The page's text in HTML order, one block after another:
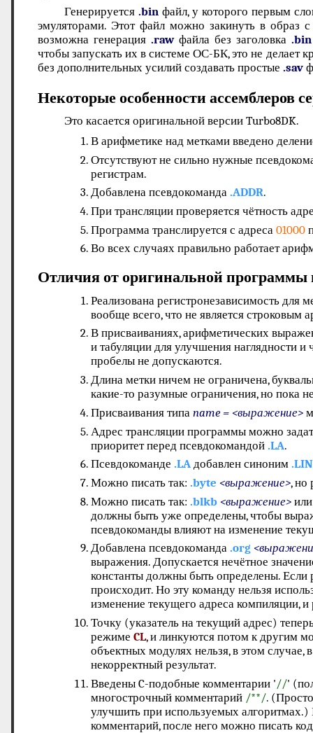
Генерируется .binфайл, у которого первым
эмуляторами. Этот файл можно закинуть в
возможна генерация.rawфайла без заголовка.bin
чтобы запускать их в системе ОС-БК, это не делает
без дополнительных усилий создавать простые.sav
Некоторые особенности ассемблеров
Это касается оригинальной версии Turbo8DK.
В арифметике над метками введено
Отсутствуют не сильно нужные
регистрам.
Добавлена псевдокоманда .ADDR.
При трансляции проверяется чётность
Программа транслируется с адреса 01000
Во всех случаях правильно работает
Отличия от оригинальной программы
Реализована регистронезависимость для
вообще всего, что не является строковым
В присваиваниях, арифметических
и табуляции для улучшения наглядности и
пробелы не допускаются.
Длина метки ничем не ограничена,
какие-то разумные ограничения, но пока
Присваивания типа name = <выражение>
Адрес трансляции программы можно
приоритет перед псевдокомандой .LA.
Псевдокоманде .LA добавлен синоним
Можно писать так: .byte <выражение>, но
Можно писать так: .blkb <выражение>
должны быть уже определены, чтобы
псевдокоманды влияют на изменение
Добавлена псевдокоманда .org
выражения. Допускается нечётное
константы должны быть определены. Если
происходит. Но эту команду нельзя
изменение текущего адреса компиляции, и
Точку (указатель на текущий адрес)
режиме CL, и линкуются потом к другим
объектных модулях нельзя, в этом
некорректный результат.
Введены C-подобные комментарии '//'
многострочный комментарий /**/.
улучшить при используемых
комментарий, после него можно писать